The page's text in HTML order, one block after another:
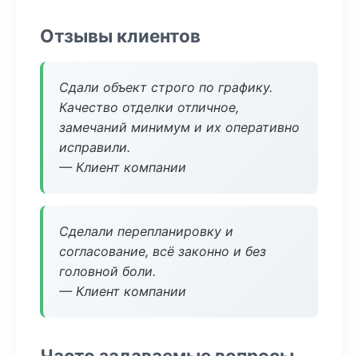
Отзывы клиентов
Сдали объект строго по графику.
Качество отделки отличное,
замечаний минимум и их оперативно
исправили.
— Клиент компании
Сделали перепланировку и
согласование, всё законно и без
головной боли.
— Клиент компании